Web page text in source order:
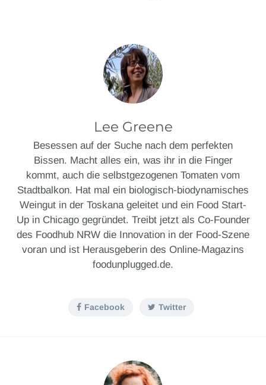
Lee Greene
Besessen auf der Suche nach dem perfekten
Bissen. Macht alles ein, was ihr in die Finger
kommt, auch die selbstgezogenen Tomaten vom
Stadtbalkon. Hat mal ein biologisch-biodynamisches
Weingut in der Toskana geleitet und ein Food Start-
Up in Chicago gegründet. Treibt jetzt als Co-Founder
des Foodhub NRW die Innovation in der Food-Szene
voran und ist Herausgeberin des Online-Magazins
foodunplugged.de.
Facebook Twitter